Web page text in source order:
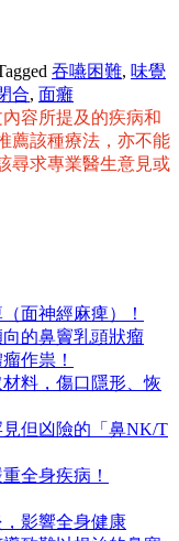
吞嚥困難, 味覺
合, 面癱
容所提及的疾病和
薦該種療法，亦不能
尋求專業醫生意見或
面神經麻痺）！
的鼻竇乳頭狀瘤
作祟！
料，傷口隱形、恢
但凶險的「鼻NK/T
全身疾病！
影響全身健康